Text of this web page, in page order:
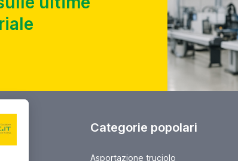
Categorie popolari
Asportazione truciolo